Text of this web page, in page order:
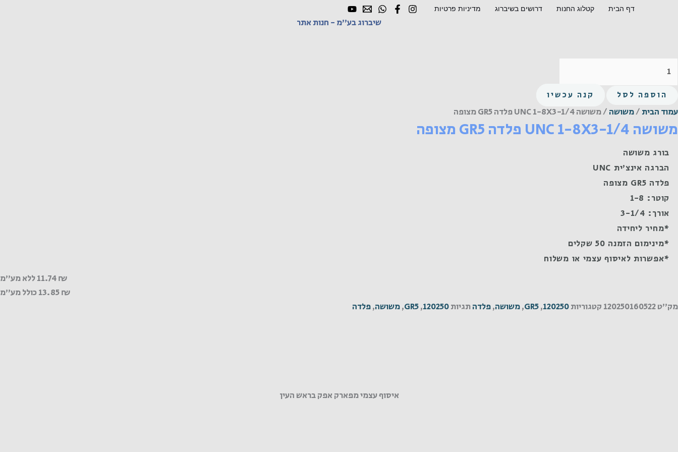
דף הבית קטלוג החנות דרושים בשיברוג מדיניות פרטיות
שיברוג בע"מ - חנות אתר
8X3-
1/4
מצופה
הוספה לסל קנה עכשיו
עמוד הבית/משושה / משושה UNC 1-8X3-1/4 פלדה GR5 מצופה
משושה UNC 1-8X3-1/4 פלדה GR5 מצופה
בורג משושה
הברגה אינצ'ית UNC
פלדה GR5 מצופה
קוטר: 1-8
אורך: 3-1/4
*מחיר ליחידה
*מינימום הזמנה 50 שקלים
*אפשרות לאיסוף עצמי או משלוח
11.74₪
ללא מע"מ
13.85₪
כולל מע"מ
מק"ט120250160522 קטגוריות120250
,
GR5
,משושה,פלדהתגיות120250
,
GR5
,משושה,פלדה
איסוף עצמי מפארק אפק בראש העין
8X3-
1/4
מצופה